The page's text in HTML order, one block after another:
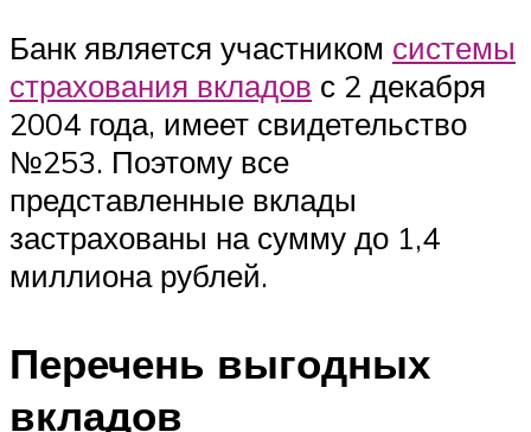
Банк является участником системы
страхования вкладов с 2 декабря
2004 года, имеет свидетельство
№253. Поэтому все
представленные вклады
застрахованы на сумму до 1,4
миллиона рублей.
Перечень выгодных
вкладов